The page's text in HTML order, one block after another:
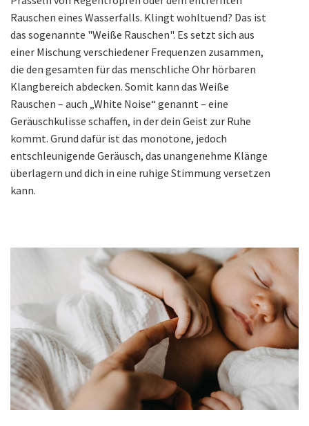
Rauschen eines Wasserfalls. Klingt wohltuend? Das ist
das sogenannte "Weiße Rauschen". Es setzt sich aus
einer Mischung verschiedener Frequenzen zusammen,
die den gesamten für das menschliche Ohr hörbaren
Klangbereich abdecken. Somit kann das Weiße
Rauschen – auch „White Noise“ genannt – eine
Geräuschkulisse schaffen, in der dein Geist zur Ruhe
kommt. Grund dafür ist das monotone, jedoch
entschleunigende Geräusch, das unangenehme Klänge
überlagern und dich in eine ruhige Stimmung versetzen
kann.